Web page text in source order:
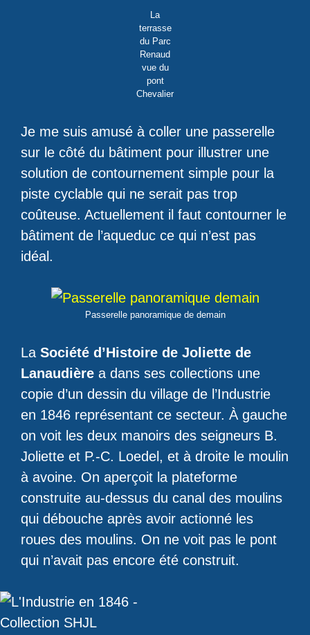
La
terrasse
du Parc
Renaud
vue du
pont
Chevalier
Je me suis amusé à coller une passerelle
sur le côté du bâtiment pour illustrer une
solution de contournement simple pour la
piste cyclable qui ne serait pas trop
coûteuse. Actuellement il faut contourner le
bâtiment de l’aqueduc ce qui n’est pas
idéal.
Passerelle panoramique de demain
La Société d’Histoire de Joliette de
Lanaudière a dans ses collections une
copie d’un dessin du village de l’Industrie
en 1846 représentant ce secteur. À gauche
on voit les deux manoirs des seigneurs B.
Joliette et P.-C. Loedel, et à droite le moulin
à avoine. On aperçoit la plateforme
construite au-dessus du canal des moulins
qui débouche après avoir actionné les
roues des moulins. On ne voit pas le pont
qui n’avait pas encore été construit.